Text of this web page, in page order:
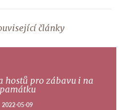
články
hostů pro zábavu i na
památku
2022-05-09